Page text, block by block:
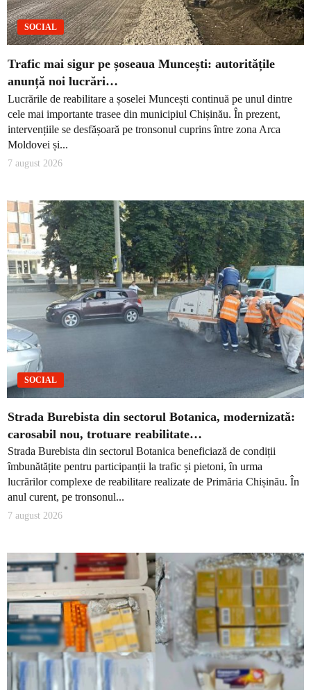
SOCIAL
Trafic mai sigur pe șoseaua Muncești: autoritățile
anunță noi lucrări…
Lucrările de reabilitare a șoselei Muncești continuă pe unul dintre
cele mai importante trasee din municipiul Chișinău. În prezent,
intervențiile se desfășoară pe tronsonul cuprins între zona Arca
Moldovei și...
7 august 2026
SOCIAL
Strada Burebista din sectorul Botanica, modernizată:
carosabil nou, trotuare reabilitate…
Strada Burebista din sectorul Botanica beneficiază de condiții
îmbunătățite pentru participanții la trafic și pietoni, în urma
lucrărilor complexe de reabilitare realizate de Primăria Chișinău. În
anul curent, pe tronsonul...
7 august 2026